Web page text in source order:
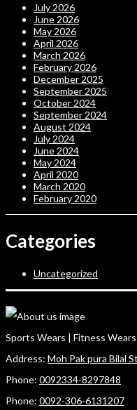
July 2026
June 2026
May 2026
April 2026
March 2026
February 2026
December 2025
September 2025
October 2024
September 2024
August 2024
July 2024
June 2024
May 2024
April 2020
March 2020
February 2020
Categories
Uncategorized
Sports Wears | Fitness
Address: Moh Pak pura Bilal
Phone: 0092334-8297848
Phone: 0092-306-6131207